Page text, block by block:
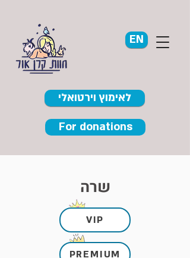
לאימוץ וירטואלי
EN
For donations
שרה
VIP
PREMIUM